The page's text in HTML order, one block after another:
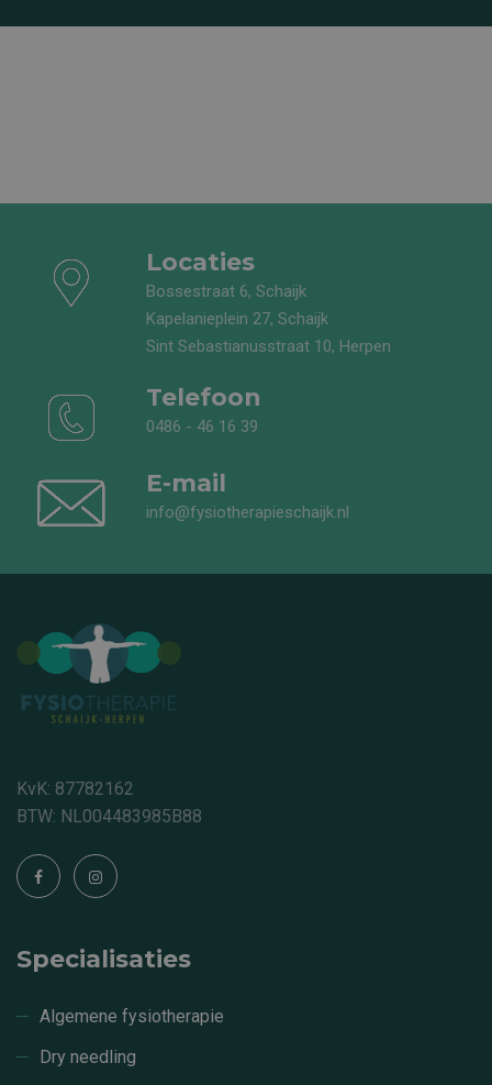
Locaties
Bossestraat 6, Schaijk
Kapelanieplein 27, Schaijk
Sint Sebastianusstraat 10, Herpen
Telefoon
0486 - 46 16 39
E-mail
info@fysiotherapieschaijk.nl
KvK: 87782162
BTW: NL004483985B88
Specialisaties
Algemene fysiotherapie
Dry needling